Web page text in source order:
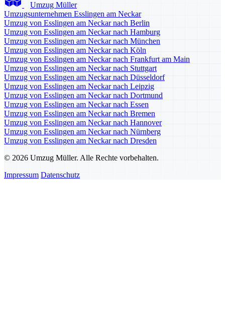
Umzug Müller
Umzugsunternehmen Esslingen am Neckar
Umzug von Esslingen am Neckar nach Berlin
Umzug von Esslingen am Neckar nach Hamburg
Umzug von Esslingen am Neckar nach München
Umzug von Esslingen am Neckar nach Köln
Umzug von Esslingen am Neckar nach Frankfurt am Main
Umzug von Esslingen am Neckar nach Stuttgart
Umzug von Esslingen am Neckar nach Düsseldorf
Umzug von Esslingen am Neckar nach Leipzig
Umzug von Esslingen am Neckar nach Dortmund
Umzug von Esslingen am Neckar nach Essen
Umzug von Esslingen am Neckar nach Bremen
Umzug von Esslingen am Neckar nach Hannover
Umzug von Esslingen am Neckar nach Nürnberg
Umzug von Esslingen am Neckar nach Dresden
© 2026 Umzug Müller. Alle Rechte vorbehalten.
Impressum Datenschutz